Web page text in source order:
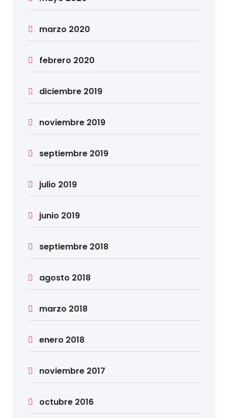
marzo 2020
febrero 2020
diciembre 2019
noviembre 2019
septiembre 2019
julio 2019
junio 2019
septiembre 2018
agosto 2018
marzo 2018
enero 2018
noviembre 2017
octubre 2016